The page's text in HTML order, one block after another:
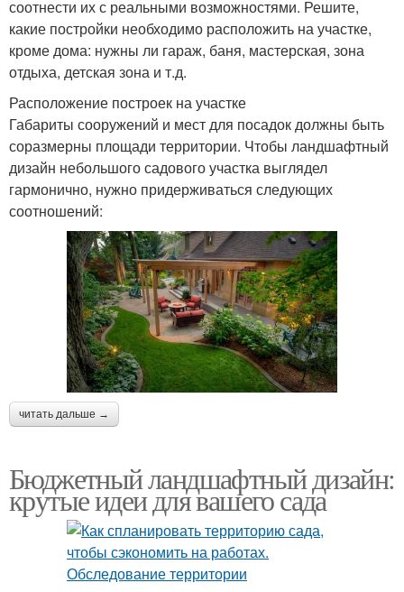
соотнести их с реальными возможностями. Решите,
какие постройки необходимо расположить на участке,
кроме дома: нужны ли гараж, баня, мастерская, зона
отдыха, детская зона и т.д.
Расположение построек на участке
Габариты сооружений и мест для посадок должны быть
соразмерны площади территории. Чтобы ландшафтный
дизайн небольшого садового участка выглядел
гармонично, нужно придерживаться следующих
соотношений:
читать дальше →
Бюджетный ландшафтный дизайн:
крутые идеи для вашего сада